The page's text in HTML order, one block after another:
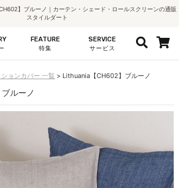
】ブルーノ｜カーテン・シェード・ロールスクリーンの通販
スタイルダート
FEATURE
特集
SERVICE
サービス
ョンカバー 一覧 Lithuania【CH602】ブルーノ
ルーノ